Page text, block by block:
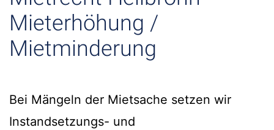
Mieterhöhung /
Mietminderung
Bei Mängeln der Mietsache setzen wir
Instandsetzungs- und